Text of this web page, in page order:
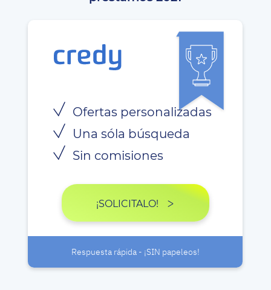
Ofertas personalizadas
Una sóla búsqueda
Sin comisiones
¡SOLICITALO!
Respuesta rápida - ¡SIN papeleos!